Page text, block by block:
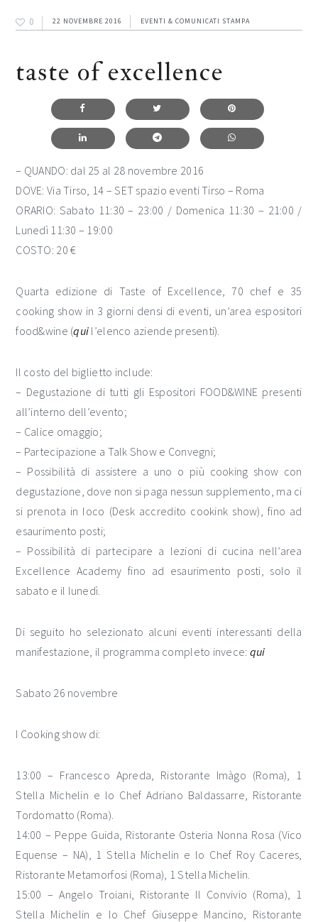
0 22 NOVEMBRE 2016 EVENTI & COMUNICATI STAMPA
taste of excellence
– QUANDO: dal 25 al 28 novembre 2016
DOVE: Via Tirso, 14 – SET spazio eventi Tirso – Roma
ORARIO: Sabato 11:30 – 23:00 / Domenica 11:30 – 21:00 /
Lunedì 11:30 – 19:00
COSTO: 20 €
Quarta edizione di Taste of Excellence, 70 chef e 35
cooking show in 3 giorni densi di eventi, un’area espositori
food&wine (qui l’elenco aziende presenti).
Il costo del biglietto include:
– Degustazione di tutti gli Espositori FOOD&WINE presenti
all’interno dell’evento;
– Calice omaggio;
– Partecipazione a Talk Show e Convegni;
– Possibilità di assistere a uno o più cooking show con
degustazione, dove non si paga nessun supplemento, ma ci
si prenota in loco (Desk accredito cookink show), fino ad
esaurimento posti;
– Possibilità di partecipare a lezioni di cucina nell’area
Excellence Academy fino ad esaurimento posti, solo il
sabato e il lunedì.
Di seguito ho selezionato alcuni eventi interessanti della
manifestazione, il programma completo invece: qui
Sabato 26 novembre
I Cooking show di:
13:00 – Francesco Apreda, Ristorante Imàgo (Roma), 1
Stella Michelin e lo Chef Adriano Baldassarre, Ristorante
Tordomatto (Roma).
14:00 – Peppe Guida, Ristorante Osteria Nonna Rosa (Vico
Equense – NA), 1 Stella Michelin e lo Chef Roy Caceres,
Ristorante Metamorfosi (Roma), 1 Stella Michelin.
15:00 – Angelo Troiani, Ristorante Il Convivio (Roma), 1
Stella Michelin e lo Chef Giuseppe Mancino, Ristorante